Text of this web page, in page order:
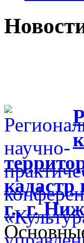
кадастр
г., г.